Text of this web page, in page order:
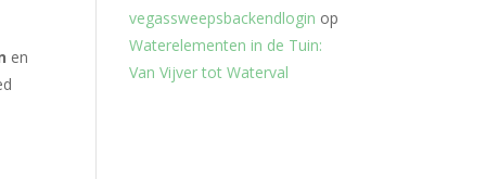
en
vegassweepsbackendlogin op
Waterelementen in de Tuin:
Van Vijver tot Waterval